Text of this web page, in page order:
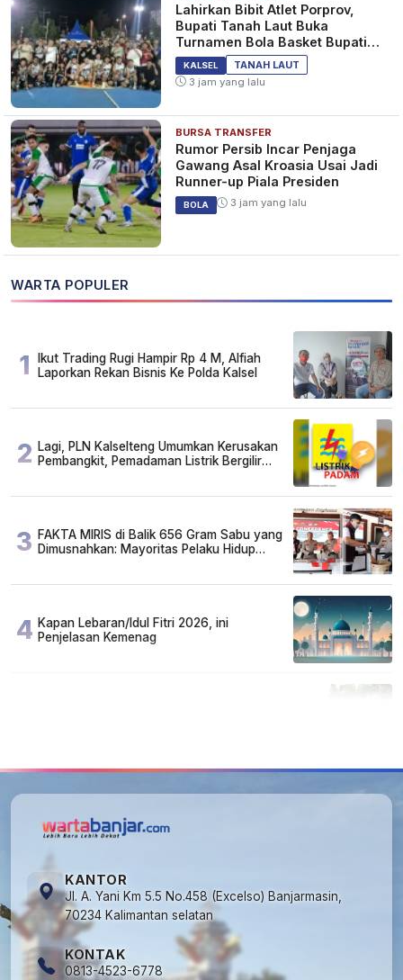
Lahirkan Bibit Atlet Porprov,
Bupati Tanah Laut Buka
Turnamen Bola Basket Bupati
Cup 2026
KALSEL
TANAH LAUT
3 jam yang lalu
BURSA TRANSFER
Rumor Persib Incar Penjaga
Gawang Asal Kroasia Usai Jadi
Runner-up Piala Presiden
BOLA 3 jam yang lalu
WARTA POPULER
1
Ikut Trading Rugi Hampir Rp 4 M, Alfiah
Laporkan Rekan Bisnis Ke Polda Kalsel
2 Lagi, PLN Kalselteng Umumkan Kerusakan
Pembangkit, Pemadaman Listrik Bergilir
3 FAKTA MIRIS di Balik 656 Gram Sabu yang
Dimusnahkan: Mayoritas Pelaku Hidup
4 Kapan Lebaran/Idul Fitri 2026, ini
Penjelasan Kemenag
KANTOR
Jl. A. Yani Km 5.5 No.458 (Excelso) Banjarmasin,
70234 Kalimantan selatan
KONTAK
0813-4523-6778